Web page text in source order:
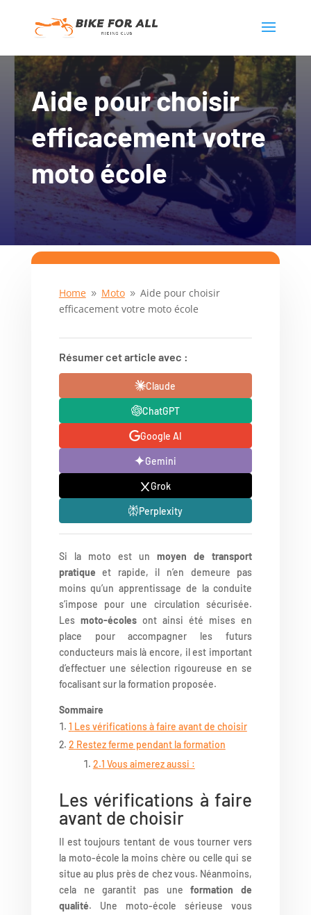
Aide pour choisir
efficacement votre
moto école
Home 9 Moto 9 Aide pour choisir
efficacement votre moto école
Résumer cet article avec :
Claude
ChatGPT
Google AI
Gemini
Grok
Perplexity
Si la moto est unmoyen de transport
pratique et rapide, il n’en demeure pas
moins qu’un apprentissage de la conduite
s’impose pour une circulation sécurisée.
Les moto-écolesont ainsi été mises en
place pour accompagner les futurs
conducteurs mais là encore, il est important
d’effectuer une sélection rigoureuse en se
focalisant sur la formation proposée.
Sommaire
1 Les vérifications à faire avant de choisir
2 Restez ferme pendant la formation
2.1 Vous aimerez aussi :
Les vérifications à faire
avant de choisir
Il est toujours tentant de vous tourner vers
la moto-école la moins chère ou celle qui se
situe au plus près de chez vous. Néanmoins,
cela ne garantit pas uneformation de
qualité. Une moto-école sérieuse vous